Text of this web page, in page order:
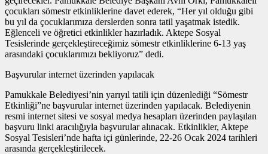
çocukları sömestr etkinliklerine davet ederek, “Her yıl olduğu gibi
bu yıl da çocuklarımıza derslerden sonra tatil yaşatmak istedik.
Eğlenceli ve öğretici etkinlikler hazırladık. Aktepe Sosyal
Tesislerinde gerçekleştireceğimiz sömestr etkinliklerine 6-13 yaş
arasındaki çocuklarımızı bekliyoruz” dedi.
Başvurular internet üzerinden yapılacak
Pamukkale Belediyesi’nin yarıyıl tatili için düzenlediği “Sömestr
Etkinliği”ne başvurular internet üzerinden yapılacak. Belediyenin
resmi internet sitesi ve sosyal medya hesapları üzerinden paylaşılan
başvuru linki aracılığıyla başvurular alınacak. Etkinlikler, Aktepe
Sosyal Tesisleri’nde hafta içi günlerinde, 22-26 Ocak 2024 tarihleri
arasında gerçekleştirilecek.